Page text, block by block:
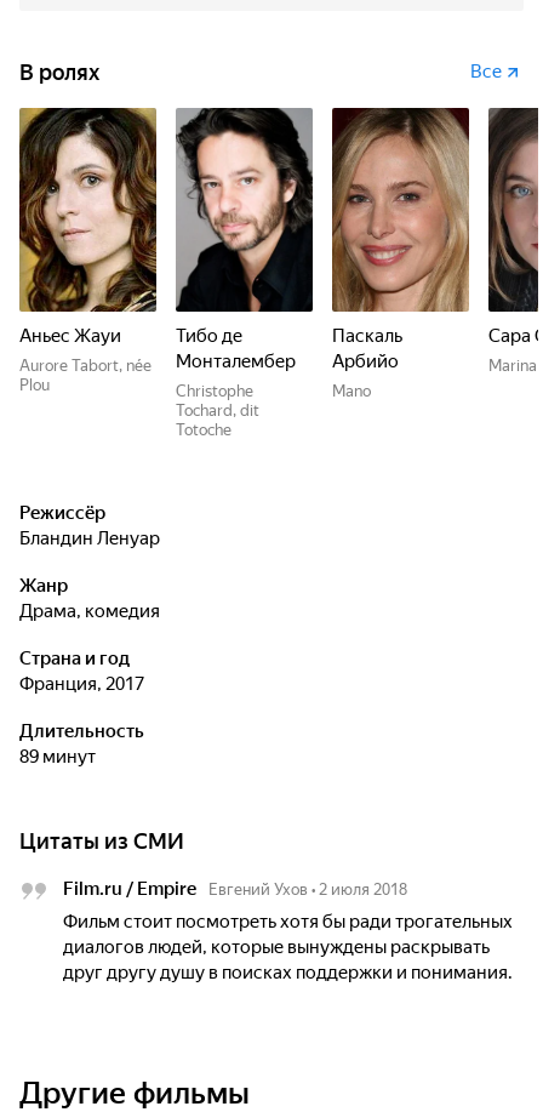
В ролях Все
Аньес Жауи
Aurore Tabort, née
Plou
Тибо де
Монталембер
Christophe
Tochard, dit
Totoche
Паскаль
Арбийо
Mano
Сара
Marina
Режиссёр
Бландин Ленуар
Жанр
драма, комедия
Страна и год
Франция, 2017
Длительность
89 минут
Цитаты из СМИ
Film.ru / Empire Евгений Ухов • 2 июля 2018
Фильм стоит посмотреть хотя бы ради трогательных
диалогов людей, которые вынуждены раскрывать
друг другу душу в поисках поддержки и понимания.
Другие фильмы